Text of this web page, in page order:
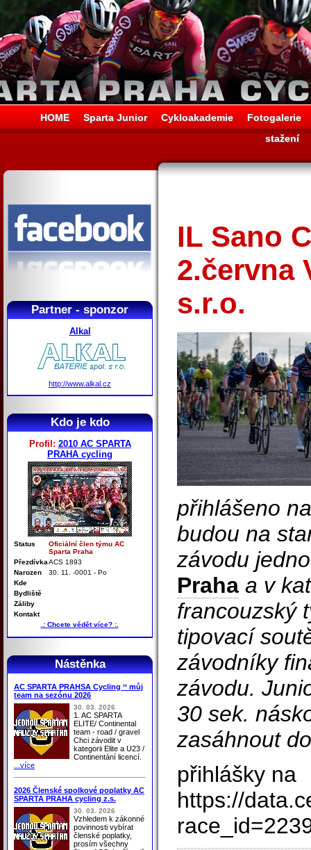
HOME Sparta Junior Cykloakademie
Fotogalerie
stažení
Partner - sponzor
Alkal
http://www.alkal.cz
Kdo je kdo
Profil: 2010 AC SPARTA
PRAHA cycling
Status
Oficiální člen týmu AC
Sparta Praha
PřezdívkaACS 1893
Narozen
30. 11. -0001 - Po
Kde
Bydliště
Záliby
Kontakt
.: Chcete vědět více? :.
Nástěnka
AC SPARTA PRAHSA Cycling ‘‘ můj
team na sezónu 2026
30. 03. 2026
1. AC SPARTA
ELITE/ Continental
team - road / gravel
Chci závodit v
kategorii Elite a U23 /
Continentání licencí.
...více
2026 Členské spolkové poplatky AC
SPARTA PRAHA cycling z.s.
30. 03. 2026
Vzhledem k zákonné
povinnosti vybírat
členské poplatky,
prosím všechny
IL Sano
2.června
s.r.o.
přihlášeno
budou na
závodu
Praha a v
francouzský
tipovací
závodníky
závodu.
30 sek.
zasáhnout
přihlášky na
https://